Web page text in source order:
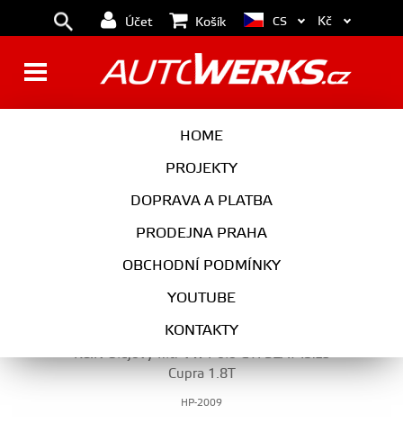
Účet Košík
HOME
PROJEKTY
DOPRAVA A PLATBA
PRODEJNA PRAHA
OBCHODNÍ PODMÍNKY
YOUTUBE
KONTAKTY
CS Kč
OLEJOVÉ FILTRY
MOTOR
K&N Olejový filtr VW Polo GTI SEAT Ibiza
Cupra 1.8T
HP-2009